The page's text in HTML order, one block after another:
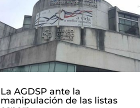
La AGDSP ante la
manipulación de las listas